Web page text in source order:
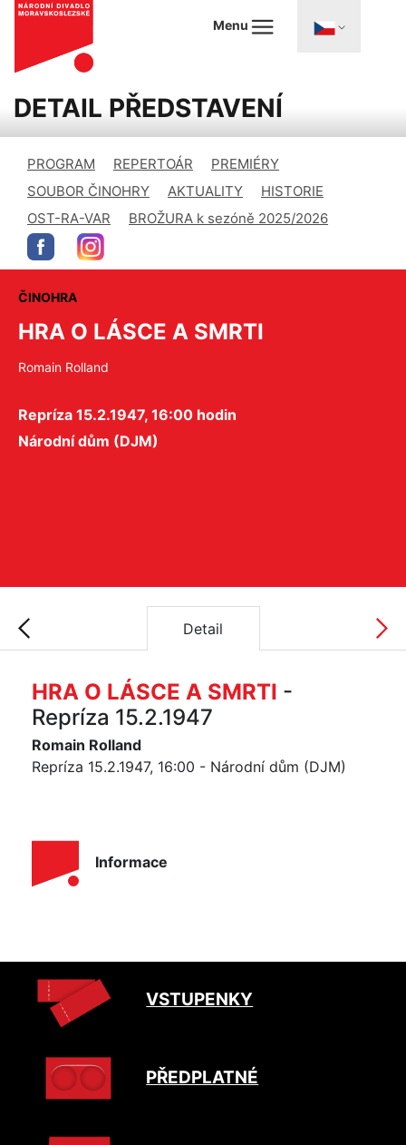
Menu
DETAIL PŘEDSTAVENÍ
PROGRAM REPERTOÁR
PREMIÉRY
SOUBOR ČINOHRY
AKTUALITY
HISTORIE
OST-RA-VAR
BROŽURA k sezóně 2025/2026
ČINOHRA
HRA O LÁSCE A SMRTI
Romain Rolland
Repríza 15.2.1947, 16:00 hodin
Národní dům (DJM)
Detail
HRA O LÁSCE A SMRTI -
Repríza 15.2.1947
Romain Rolland
Repríza 15.2.1947, 16:00 - Národní dům (DJM)
Informace
VSTUPENKY
PŘEDPLATNÉ